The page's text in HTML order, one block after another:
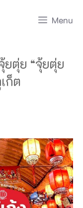
Menu
ยตุ่ย “จุ้ยตุ่ย
ก็ต